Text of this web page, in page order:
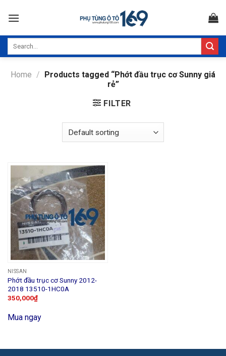
Home / Products tagged “Phớt đầu trục cơ Sunny giá
rẻ”
FILTER
NISSAN
Phớt đầu trục cơ Sunny 2012-
2018 13510-1HC0A
350,000₫
Mua ngay